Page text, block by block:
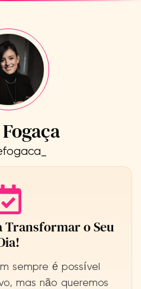
Transformar o Seu
sempre é possível
mas não queremos